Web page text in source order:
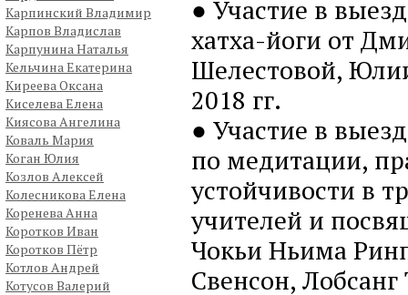
Карпинский Владимир
Карпов Владислав
Карпунина Наталья
Кельчина Екатерина
Киреева Оксана
Киселева Елена
Киясова Ангелина
Коваль Мария
Коган Юлия
Козлов Алексей
Колесникова Елена
Коренева Анна
Коротков Иван
Коротков Пётр
Котлов Андрей
Котусов Валерий
● Участие в
хатха-йоги от
Шелестовой,
2018 гг.
● Участие в
по медитации,
устойчивости в
учителей и
Чокьи Ньима
Свенсон, Лобсанг